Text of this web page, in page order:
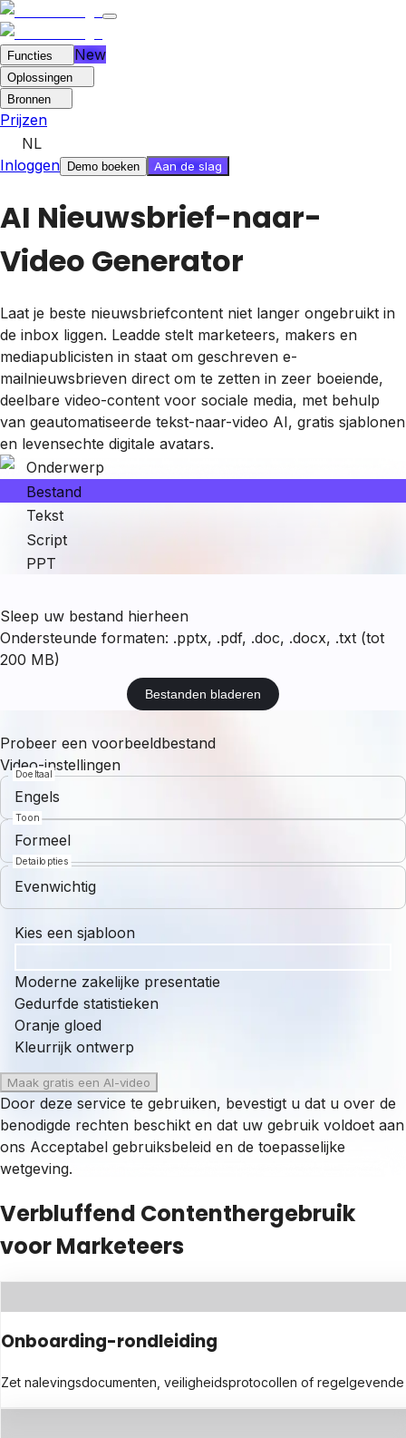
Functies New
Oplossingen
Bronnen
Prijzen
NL
Inloggen
Demo boeken Aan de slag
AI Nieuwsbrief-naar-
Video Generator
Laat je beste nieuwsbriefcontent niet langer ongebruikt in
de inbox liggen. Leadde stelt marketeers, makers en
mediapublicisten in staat om geschreven e-
mailnieuwsbrieven direct om te zetten in zeer boeiende,
deelbare video-content voor sociale media, met behulp
van geautomatiseerde tekst-naar-video AI, gratis sjablonen
en levensechte digitale avatars.
Onderwerp
Bestand
Tekst
Script
PPT
Sleep uw bestand hierheen
Ondersteunde formaten: .pptx, .pdf, .doc, .docx, .txt (tot
200 MB)
Bestanden bladeren
Probeer een voorbeeldbestand
Video-instellingen
Doeltaal
Engels
Toon
Formeel
Detailopties
Evenwichtig
Kies een sjabloon
Moderne zakelijke presentatie
Gedurfde statistieken
Oranje gloed
Kleurrijk ontwerp
Maak gratis een AI-video
Door deze service te gebruiken, bevestigt u dat u over de
benodigde rechten beschikt en dat uw gebruik voldoet aan
ons Acceptabel gebruiksbeleid en de toepasselijke
wetgeving.
Verbluffend Contenthergebruik
voor Marketeers
Onboarding-rondleiding
Zet nalevingsdocumenten, veiligheidsprotocollen of